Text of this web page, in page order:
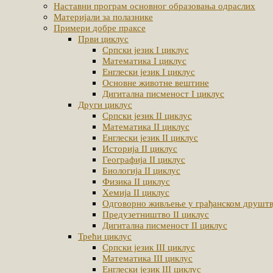
Наставни програм основног образовања одраслих
Материјали за полазнике
Примери добре праксе
Први циклус
Српски језик I циклус
Математика I циклус
Енглески језик I циклус
Основне животне вештине
Дигитална писменост I циклус
Други циклус
Српски језик II циклус
Математика II циклус
Енглески језик II циклус
Историја II циклус
Географија II циклус
Биологија II циклус
Физика II циклус
Хемија II циклус
Одговорно живљење у грађанском
Предузетништво II циклус
Дигитална писменост II циклус
Трећи циклус
Српски језик III циклус
Математика III циклус
Енглески језик III циклус